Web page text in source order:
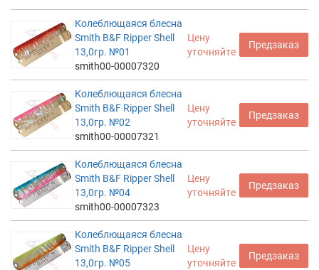
Колеблющаяся блесна
Smith B&F Ripper Shell
13,0гр. №01
smith00-00007320
Цену
уточняйте
Предзаказ
Колеблющаяся блесна
Smith B&F Ripper Shell
13,0гр. №02
smith00-00007321
Цену
уточняйте
Предзаказ
Колеблющаяся блесна
Smith B&F Ripper Shell
13,0гр. №04
smith00-00007323
Цену
уточняйте
Предзаказ
Колеблющаяся блесна
Smith B&F Ripper Shell
13,0гр. №05
Цену
уточняйте
Предзаказ